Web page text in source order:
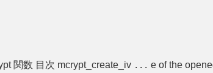
関数 目次 mcrypt_create_iv ... e of the